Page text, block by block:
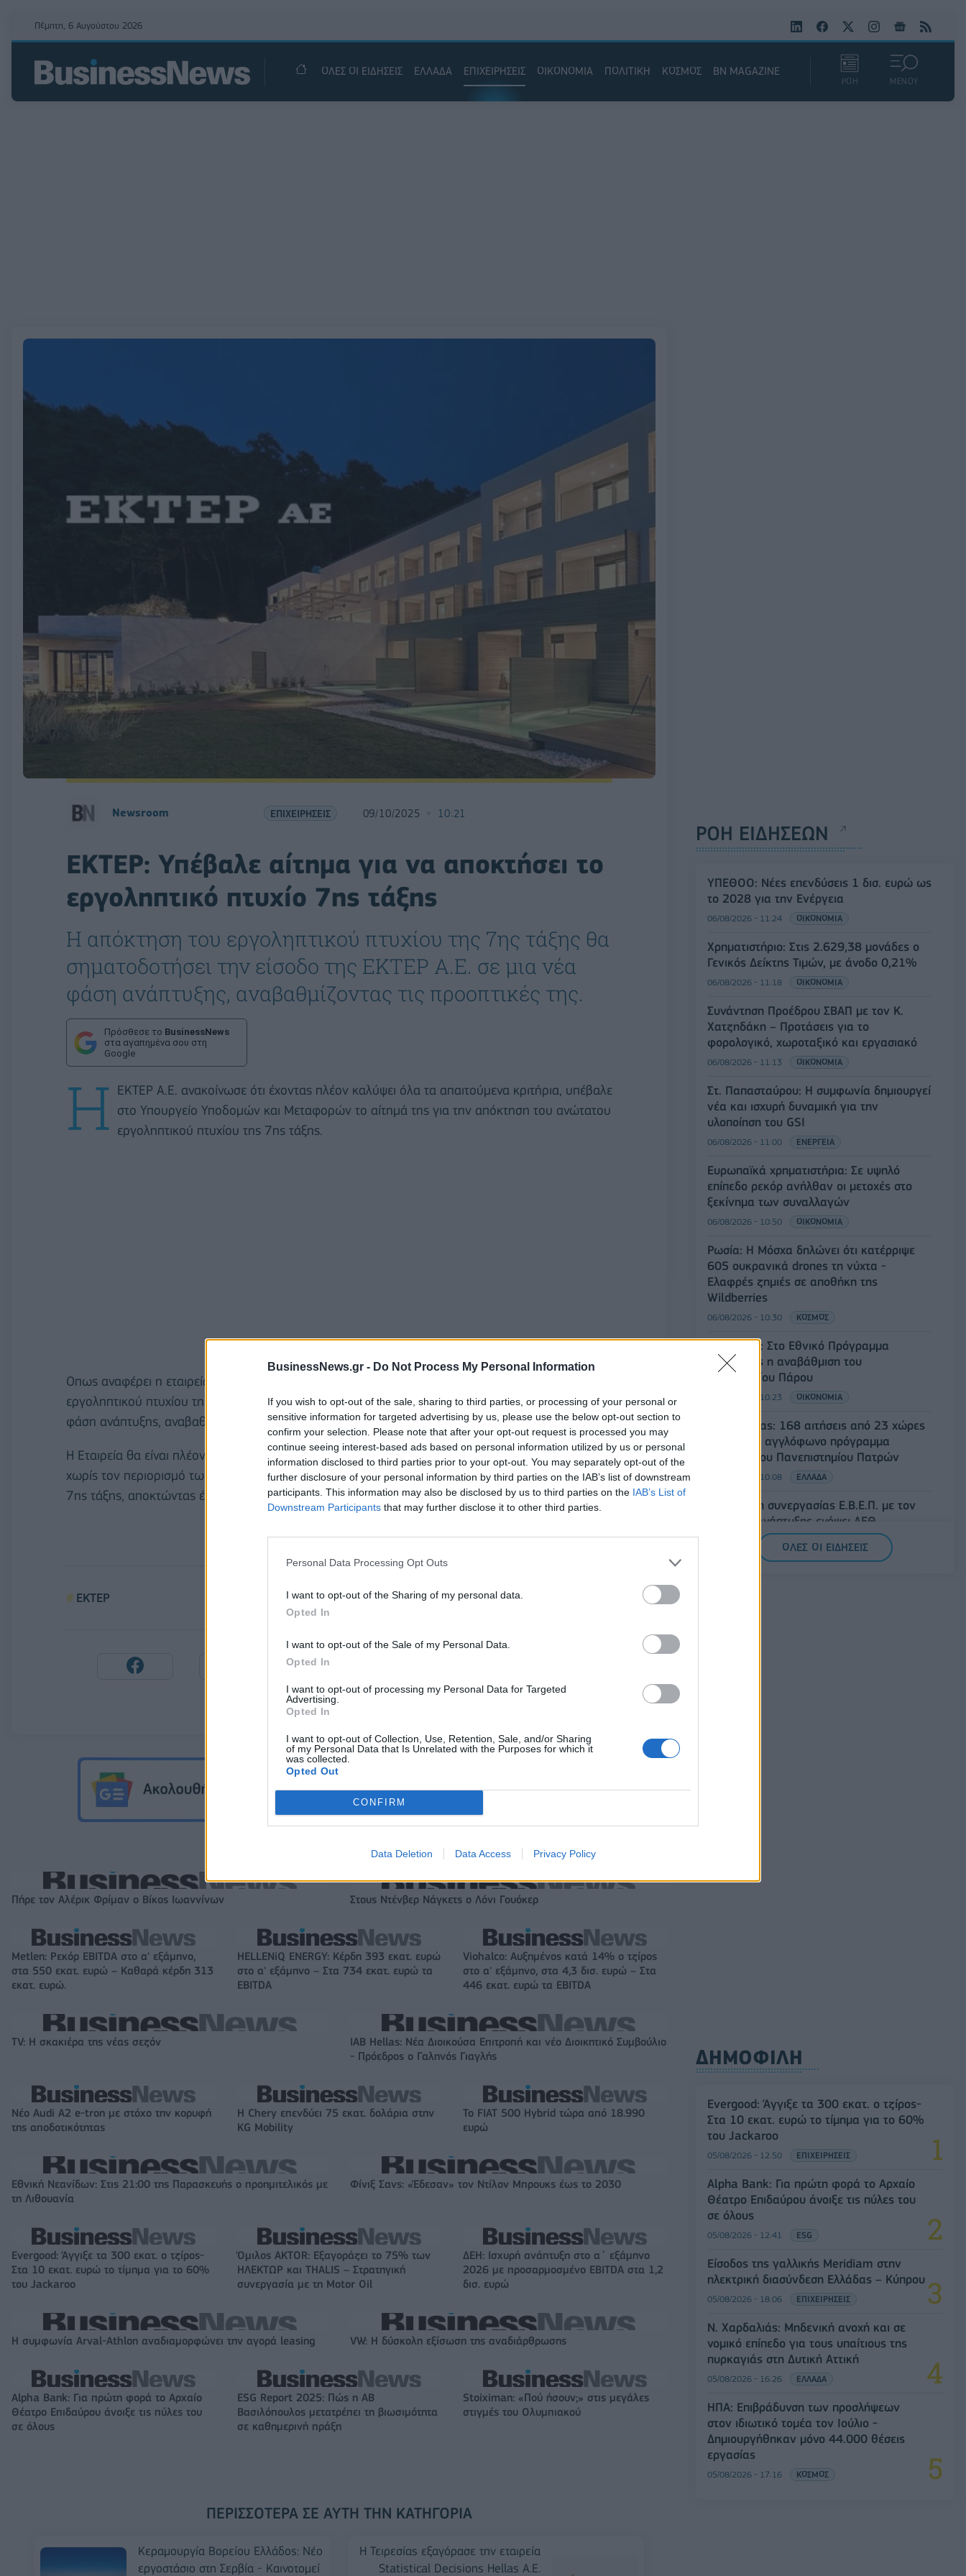
BusinessNews.gr - Do Not Process My Personal Information
If you wish to opt-out of the sale, sharing to third parties, or processing of your personal or
sensitive information for targeted advertising by us, please use the below opt-out section to
confirm your selection. Please note that after your opt-out request is processed you may
continue seeing interest-based ads based on personal information utilized by us or personal
information disclosed to third parties prior to your opt-out. You may separately opt-out of the
further disclosure of your personal information by third parties on the IAB’s list of downstream
participants. This information may also be disclosed by us to third parties on the IAB’s List of
Downstream Participants that may further disclose it to other third parties.
Personal Data Processing Opt Outs
I want to opt-out of the Sharing of my personal data.
Opted In
I want to opt-out of the Sale of my Personal Data.
Opted In
I want to opt-out of processing my Personal Data for Targeted
Advertising.
Opted In
I want to opt-out of Collection, Use, Retention, Sale, and/or Sharing
of my Personal Data that Is Unrelated with the Purposes for which it
was collected.
Opted Out
CONFIRM
Data Deletion Data Access Privacy Policy
Πέμπτη, 6 Αυγούστου 2026
ΟΛΕΣ ΟΙ ΕΙΔΗΣΕΙΣ ΕΛΛΑΔΑ ΕΠΙΧΕΙΡΗΣΕΙΣ ΟΙΚΟΝΟΜΙΑ ΠΟΛΙΤΙΚΗ ΚΟΣΜΟΣ BN MAGAZINE
ΡΟΗ ΜΕΝΟΥ
Newsroom ΕΠΙΧΕΙΡΗΣΕΙΣ 09/10/2025 10:21
ΕΚΤΕΡ: Υπέβαλε αίτημα για να αποκτήσει το
εργοληπτικό πτυχίο 7ης τάξης
Η απόκτηση του εργοληπτικού πτυχίου της 7ης τάξης θα
σηματοδοτήσει την είσοδο της ΕΚΤΕΡ Α.Ε. σε μια νέα
φάση ανάπτυξης, αναβαθμίζοντας τις προοπτικές της.
Πρόσθεσε το BusinessNews
στα αγαπημένα σου στη
Google
Η ΕΚΤΕΡ Α.Ε. ανακοίνωσε ότι έχοντας πλέον καλύψει όλα τα απαιτούμενα κριτήρια, υπέβαλε
στο Υπουργείο Υποδομών και Μεταφορών το αίτημά της για την απόκτηση του ανώτατου
εργοληπτικού πτυχίου της 7ης τάξης.
Οπως αναφέρει η εταιρεία σε σχετική ανακοίνωση στο Χρηματιστήριο, η απόκτηση του
εργοληπτικού πτυχίου της 7ης τάξης θα σηματοδοτήσει την είσοδο της ΕΚΤΕΡ Α.Ε. σε μια νέα
φάση ανάπτυξης, αναβαθμίζοντας τις προοπτικές της.
H Εταιρεία θα είναι πλέον σε θέση να συμμετέχει σε ακόμη μεγαλύτερα δημόσια και ιδιωτικά έργα,
χωρίς τον περιορισμό των κριτηρίων χρηματοοικονομικής επάρκειας και τεχνικής ικανότητας της
7ης τάξης, αποκτώντας έτσι πρόσβαση σε μία ευρύτερη δεξαμενή έργων.
ΕΚΤΕΡ
Πήρε τον Αλέρικ Φρίμαν ο Βίκος Ιωαννίνων Στους Ντένβερ Νάγκετς ο Λόνι Γουόκερ
Metlen: Ρεκόρ EBITDA στο α' εξάμηνο,
στα 550 εκατ. ευρώ – Καθαρά κέρδη 313
εκατ. ευρώ.
HELLENiQ ENERGY: Κέρδη 393 εκατ. ευρώ
στο α' εξάμηνο – Στα 734 εκατ. ευρώ τα
EBITDA
Viohalco: Αυξημένος κατά 14% ο τζίρος
στο α' εξάμηνο, στα 4,3 δισ. ευρώ – Στα
446 εκατ. ευρώ τα EBITDA
TV: Η σκακιέρα της νέας σεζόν
IAB Hellas: Νέα Διοικούσα Επιτροπή και νέο Διοικητικό Συμβούλιο
- Πρόεδρος ο Γαληνός Γιαγλής
Νέο Audi A2 e-tron με στόχο την κορυφή
της αποδοτικότητας
Η Chery επενδύει 75 εκατ. δολάρια στην
KG Mobility
Το FIAT 500 Hybrid τώρα από 18.990
ευρώ
Εθνική Νεανίδων: Στις 21:00 της Παρασκευής ο προημιτελικός με
τη Λιθουανία
Φίνιξ Σανς: «Έδεσαν» τον Ντίλον Μπρουκς έως το 2030
Evergood: Άγγιξε τα 300 εκατ. ο τζίρος-
Στα 10 εκατ. ευρώ το τίμημα για το 60%
του Jackaroo
Όμιλος AKTOR: Εξαγοράζει το 75% των
ΗΛΕΚΤΩΡ και THALIS – Στρατηγική
συνεργασία με τη Motor Oil
ΔΕΗ: Ισχυρή ανάπτυξη στο α΄ εξάμηνο
2026 με προσαρμοσμένο EBITDA στα 1,2
δισ. ευρώ
Η συμφωνία Arval-Athlon αναδιαμορφώνει την αγορά leasing VW: Η δύσκολη εξίσωση της αναδιάρθρωσης
Alpha Bank: Για πρώτη φορά το Αρχαίο
Θέατρο Επιδαύρου άνοιξε τις πύλες του
σε όλους
ESG Report 2025: Πώς η ΑΒ
Βασιλόπουλος μετατρέπει τη βιωσιμότητα
σε καθημερινή πράξη
Stoiximan: «Πού ήσουν;» στις μεγάλες
στιγμές του Ολυμπιακού
ΠΕΡΙΣΣΌΤΕΡΑ ΣΕ ΑΥΤΉ ΤΗΝ ΚΑΤΗΓΟΡΊΑ
Κεραμουργία Βορείου Ελλάδος: Νέο
εργοστάσιο στη Σερβία - Καινοτομεί
H Τειρεσίας εξαγόρασε την εταιρεία
Statistical Decisions Hellas Α.Ε.
ΡΟΗ ΕΙΔΗΣΕΩΝ
ΥΠΕΘΟΟ: Νέες επενδύσεις 1 δισ. ευρώ ως
το 2028 για την Ενέργεια
06/08/2026 - 11:24 ΟΙΚΟΝΟΜΙΑ
Χρηματιστήριο: Στις 2.629,38 μονάδες ο
Γενικός Δείκτης Τιμών, με άνοδο 0,21%
06/08/2026 - 11:18 ΟΙΚΟΝΟΜΙΑ
Συνάντηση Προέδρου ΣΒΑΠ με τον Κ.
Χατζηδάκη – Προτάσεις για το
φορολογικό, χωροταξικό και εργασιακό
06/08/2026 - 11:13 ΟΙΚΟΝΟΜΙΑ
Στ. Παπασταύρου: Η συμφωνία δημιουργεί
νέα και ισχυρή δυναμική για την
υλοποίηση του GSI
06/08/2026 - 11:00 ΕΝΕΡΓΕΙΑ
Ευρωπαϊκά χρηματιστήρια: Σε υψηλό
επίπεδο ρεκόρ ανήλθαν οι μετοχές στο
ξεκίνημα των συναλλαγών
06/08/2026 - 10:50 ΟΙΚΟΝΟΜΙΑ
Ρωσία: Η Μόσχα δηλώνει ότι κατέρριψε
605 ουκρανικά drones τη νύχτα -
Ελαφρές ζημιές σε αποθήκη της
Wildberries
06/08/2026 - 10:30 ΚΟΣΜΟΣ
Χρ. Δήμας: Στο Εθνικό Πρόγραμμα
Ανάπτυξης η αναβάθμιση του
Αεροδρομίου Πάρου
06/08/2026 - 10:23 ΟΙΚΟΝΟΜΙΑ
Υπ. Παιδείας: 168 αιτήσεις από 23 χώρες
για το νέο αγγλόφωνο πρόγραμμα
Ιατρικής του Πανεπιστημίου Πατρών
06/08/2026 - 10:08 ΕΛΛΑΔΑ
Συνάντηση συνεργασίας Ε.Β.Ε.Π. με τον
υπουργό Ανάπτυξης ενόψει ΔΕΘ
06/08/2026 - 09:52 ΟΙΚΟΝΟΜΙΑ
ΟΛΕΣ ΟΙ ΕΙΔΗΣΕΙΣ
ΔΗΜΟΦΙΛΗ
Evergood: Άγγιξε τα 300 εκατ. ο τζίρος-
Στα 10 εκατ. ευρώ το τίμημα για το 60%
του Jackaroo
05/08/2026 - 12:50 ΕΠΙΧΕΙΡΗΣΕΙΣ
Alpha Bank: Για πρώτη φορά το Αρχαίο
Θέατρο Επιδαύρου άνοιξε τις πύλες του
σε όλους
05/08/2026 - 12:41 ESG
Είσοδος της γαλλικής Meridiam στην
ηλεκτρική διασύνδεση Ελλάδας – Κύπρου
05/08/2026 - 18:06 ΕΠΙΧΕΙΡΗΣΕΙΣ
Ν. Χαρδαλιάς: Μηδενική ανοχή και σε
νομικό επίπεδο για τους υπαίτιους της
πυρκαγιάς στη Δυτική Αττική
05/08/2026 - 16:26 ΕΛΛΑΔΑ
ΗΠΑ: Επιβράδυνση των προσλήψεων
στον ιδιωτικό τομέα τον Ιούλιο -
Δημιουργήθηκαν μόνο 44.000 θέσεις
εργασίας
05/08/2026 - 17:16 ΚΟΣΜΟΣ